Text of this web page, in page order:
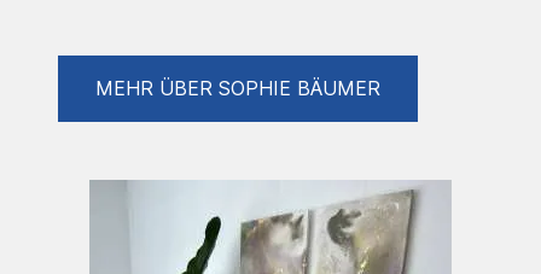
wo sie ihre Werke kreiert und ihren
künstlerischen Ausdruck weiterentwickelt.Ihr
verschiedene Stile und Techniken, wodurch
sie eine einzigartige visuelle Sprache
entwickelt hat. Ihre Kunst ist oft von
MEHR ÜBER SOPHIE BÄUMER